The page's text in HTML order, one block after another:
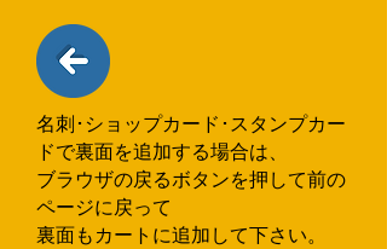
名刺･ショップカード･スタンプカー
ドで​裏面を追加する場合は、
ブラウザの戻るボタンを押して前の
ページに戻って
裏面もカートに追加して下さい。